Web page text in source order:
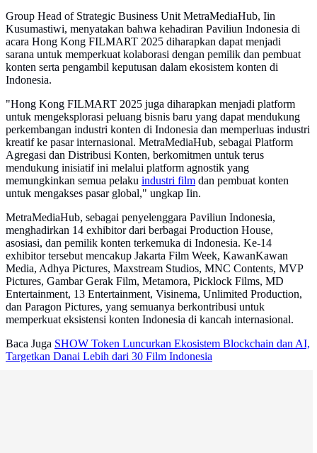
Group Head of Strategic Business Unit MetraMediaHub, Iin
Kusumastiwi, menyatakan bahwa kehadiran Paviliun Indonesia di
acara Hong Kong FILMART 2025 diharapkan dapat menjadi
sarana untuk memperkuat kolaborasi dengan pemilik dan pembuat
konten serta pengambil keputusan dalam ekosistem konten di
Indonesia.
"Hong Kong FILMART 2025 juga diharapkan menjadi platform
untuk mengeksplorasi peluang bisnis baru yang dapat mendukung
perkembangan industri konten di Indonesia dan memperluas industri
kreatif ke pasar internasional. MetraMediaHub, sebagai Platform
Agregasi dan Distribusi Konten, berkomitmen untuk terus
mendukung inisiatif ini melalui platform agnostik yang
memungkinkan semua pelaku industri film dan pembuat konten
untuk mengakses pasar global," ungkap Iin.
MetraMediaHub, sebagai penyelenggara Paviliun Indonesia,
menghadirkan 14 exhibitor dari berbagai Production House,
asosiasi, dan pemilik konten terkemuka di Indonesia. Ke-14
exhibitor tersebut mencakup Jakarta Film Week, KawanKawan
Media, Adhya Pictures, Maxstream Studios, MNC Contents, MVP
Pictures, Gambar Gerak Film, Metamora, Picklock Films, MD
Entertainment, 13 Entertainment, Visinema, Unlimited Production,
dan Paragon Pictures, yang semuanya berkontribusi untuk
memperkuat eksistensi konten Indonesia di kancah internasional.
Baca Juga SHOW Token Luncurkan Ekosistem Blockchain dan AI,
Targetkan Danai Lebih dari 30 Film Indonesia